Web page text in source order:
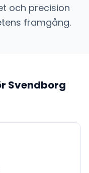
och precision
framgång.
Svendborg